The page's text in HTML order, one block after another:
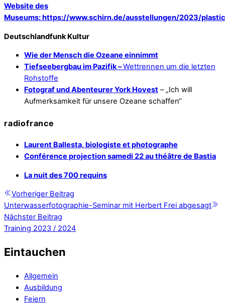
Website des
Museums: https://www.schirn.de/ausstellungen/2023/
Deutschlandfunk Kultur
Wie der Mensch die Ozeane einnimmt
Tiefseebergbau im Pazifik –Wettrennen um die letzten
Rohstoffe
Fotograf und Abenteurer York Hovest – „Ich will
Aufmerksamkeit für unsere Ozeane schaffen“
radiofrance
Laurent Ballesta, biologiste et photographe
Conférence projection samedi 22 au théâtre de Bastia
La nuit des 700 requins
Vorheriger Beitrag
Unterwasserfotographie-Seminar mit Herbert Frei abgesagt
Nächster Beitrag
Training 2023 / 2024
Eintauchen
Allgemein
Ausbildung
Feiern